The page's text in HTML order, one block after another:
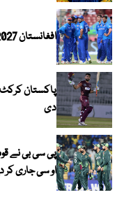
افغانستان 2027 ورلڈ کپ کے لیے کوالیفائی کرگیا
پاکستان
دی
پی سی بی نے
او سی جاری کر